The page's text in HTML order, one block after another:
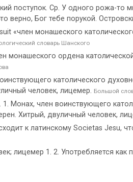
поступок. Ср. У одного рожа-то
верно, Бог тебе порукой.
«член монашеского
словарь Шанского
ордена
католического
человек, лицемер. Большой
1. Монах, член воинствующего
Хитрый, двуличный человек,
к латинскому Societas Jesu,
лицемер 1. 2. Употребляется